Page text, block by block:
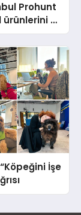
Prohunt
ve
İşe